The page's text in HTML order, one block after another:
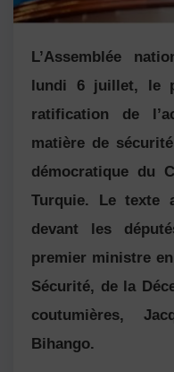
L’Assemblée
lundi 6 juillet, le
ratification de
matière de
démocratique du
Turquie. Le texte
devant les
premier ministre
Sécurité, de la
coutumières,
Bihango.